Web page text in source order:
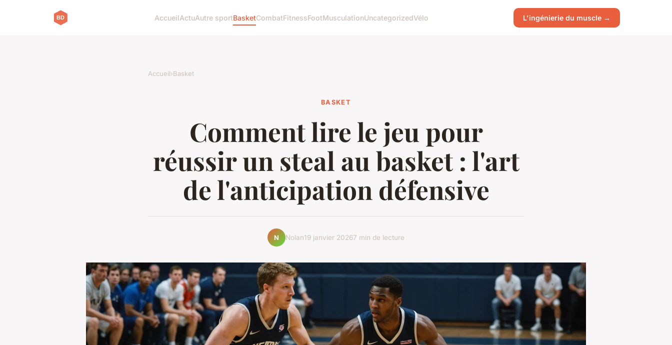
AccueilActuAutre sportBasketCombatFitnessFootMusculationUncategorizedVélo L'ingénierie du muscle →
Accueil›Basket
BASKET
Comment lire le jeu pour
réussir un steal au basket : l'art
de l'anticipation défensive
N Nolan19 janvier 20267 min de lecture